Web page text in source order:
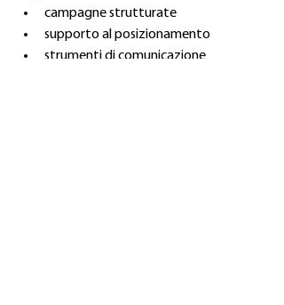
campagne strutturate
supporto al posizionamento
strumenti di comunicazione